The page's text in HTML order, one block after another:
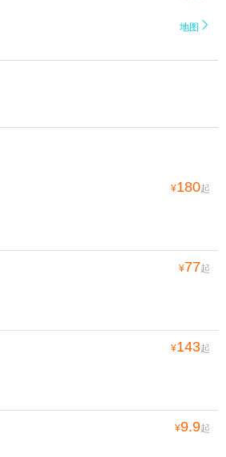
地图 
¥180起
¥77起
¥143起
¥9.9起